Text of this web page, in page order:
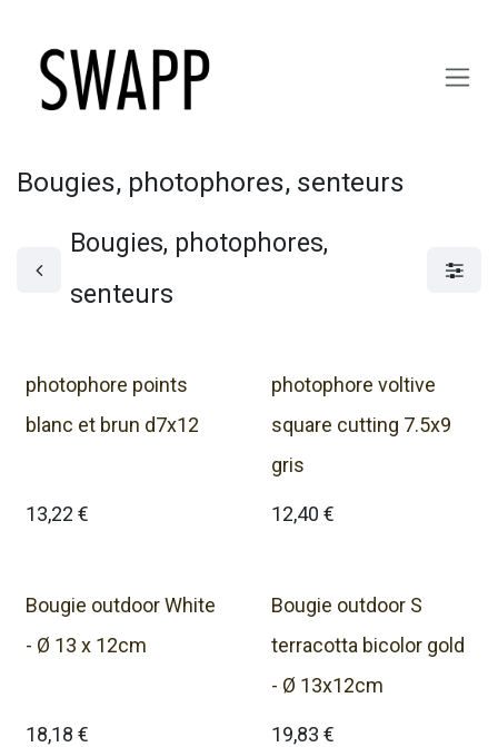
Bougies, photophores, senteurs
Bougies, photophores,
senteurs
photophore points
blanc et brun d7x12
13,22 €
photophore voltive
square cutting 7.5x9
gris
12,40 €
Bougie outdoor White
- Ø 13 x 12cm
18,18 €
Bougie outdoor S
terracotta bicolor gold
- Ø 13x12cm
19,83 €